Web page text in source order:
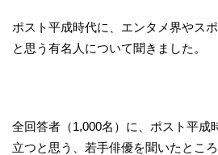
ポスト平成時代に、エンタメ界やス
と思う有名人について聞きました。
全回答者（1,000名）に、ポスト平成
立つと思う、若手俳優を聞いたとこ